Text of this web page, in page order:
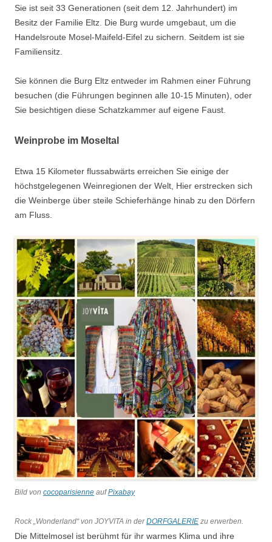
Sie ist seit 33 Generationen (seit dem 12. Jahrhundert) im
Besitz der Familie Eltz. Die Burg wurde umgebaut, um die
Handelsroute Mosel-Maifeld-Eifel zu sichern. Seitdem ist sie
Familiensitz.
Sie können die Burg Eltz entweder im Rahmen einer Führung
besuchen (die Führungen beginnen alle 10-15 Minuten), oder
Sie besichtigen diese Schatzkammer auf eigene Faust.
Weinprobe im Moseltal
Etwa 15 Kilometer flussabwärts erreichen Sie einige der
höchstgelegenen Weinregionen der Welt, Hier erstrecken sich
die Weinberge über steile Schieferhänge hinab zu den Dörfern
am Fluss.
Bild von cocoparisienne aufPixabay
Rock „Wonderland“ von JOYVITA in derDORFGALERIE zu erwerben.
Die Mittelmosel ist berühmt für ihr warmes Klima und ihre